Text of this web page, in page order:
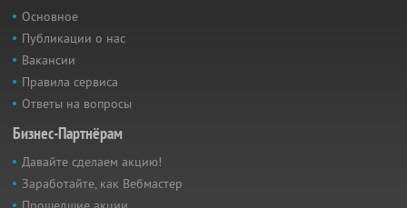
Основное
Публикации о нас
Вакансии
Правила сервиса
Ответы на вопросы
Бизнес-Партнёрам
Давайте сделаем акцию!
Заработайте, как Вебмастер